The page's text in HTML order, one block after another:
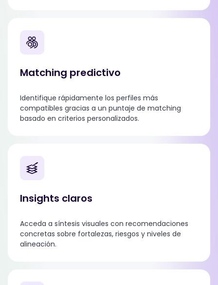
Matching predictivo
Identifique rápidamente los perfiles más
compatibles gracias a un puntaje de matching
basado en criterios personalizados.
Insights claros
Acceda a síntesis visuales con recomendaciones
concretas sobre fortalezas, riesgos y niveles de
alineación.